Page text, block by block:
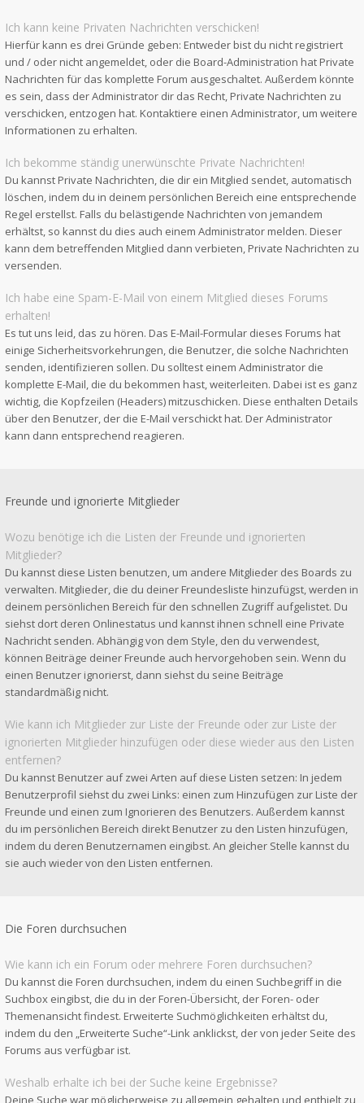
Ich kann keine Privaten Nachrichten verschicken!
Hierfür kann es drei Gründe geben: Entweder bist du nicht registriert
und / oder nicht angemeldet, oder die Board-Administration hat Private
Nachrichten für das komplette Forum ausgeschaltet. Außerdem könnte
es sein, dass der Administrator dir das Recht, Private Nachrichten zu
verschicken, entzogen hat. Kontaktiere einen Administrator, um weitere
Informationen zu erhalten.
Ich bekomme ständig unerwünschte Private Nachrichten!
Du kannst Private Nachrichten, die dir ein Mitglied sendet, automatisch
löschen, indem du in deinem persönlichen Bereich eine entsprechende
Regel erstellst. Falls du belästigende Nachrichten von jemandem
erhältst, so kannst du dies auch einem Administrator melden. Dieser
kann dem betreffenden Mitglied dann verbieten, Private Nachrichten zu
versenden.
Ich habe eine Spam-E-Mail von einem Mitglied dieses Forums
erhalten!
Es tut uns leid, das zu hören. Das E-Mail-Formular dieses Forums hat
einige Sicherheitsvorkehrungen, die Benutzer, die solche Nachrichten
senden, identifizieren sollen. Du solltest einem Administrator die
komplette E-Mail, die du bekommen hast, weiterleiten. Dabei ist es ganz
wichtig, die Kopfzeilen (Headers) mitzuschicken. Diese enthalten Details
über den Benutzer, der die E-Mail verschickt hat. Der Administrator
kann dann entsprechend reagieren.
Freunde und ignorierte Mitglieder
Wozu benötige ich die Listen der Freunde und ignorierten
Mitglieder?
Du kannst diese Listen benutzen, um andere Mitglieder des Boards zu
verwalten. Mitglieder, die du deiner Freundesliste hinzufügst, werden in
deinem persönlichen Bereich für den schnellen Zugriff aufgelistet. Du
siehst dort deren Onlinestatus und kannst ihnen schnell eine Private
Nachricht senden. Abhängig von dem Style, den du verwendest,
können Beiträge deiner Freunde auch hervorgehoben sein. Wenn du
einen Benutzer ignorierst, dann siehst du seine Beiträge
standardmäßig nicht.
Wie kann ich Mitglieder zur Liste der Freunde oder zur Liste der
ignorierten Mitglieder hinzufügen oder diese wieder aus den Listen
entfernen?
Du kannst Benutzer auf zwei Arten auf diese Listen setzen: In jedem
Benutzerprofil siehst du zwei Links: einen zum Hinzufügen zur Liste der
Freunde und einen zum Ignorieren des Benutzers. Außerdem kannst
du im persönlichen Bereich direkt Benutzer zu den Listen hinzufügen,
indem du deren Benutzernamen eingibst. An gleicher Stelle kannst du
sie auch wieder von den Listen entfernen.
Die Foren durchsuchen
Wie kann ich ein Forum oder mehrere Foren durchsuchen?
Du kannst die Foren durchsuchen, indem du einen Suchbegriff in die
Suchbox eingibst, die du in der Foren-Übersicht, der Foren- oder
Themenansicht findest. Erweiterte Suchmöglichkeiten erhältst du,
indem du den „Erweiterte Suche“-Link anklickst, der von jeder Seite des
Forums aus verfügbar ist.
Weshalb erhalte ich bei der Suche keine Ergebnisse?
Deine Suche war möglicherweise zu allgemein gehalten und enthielt zu